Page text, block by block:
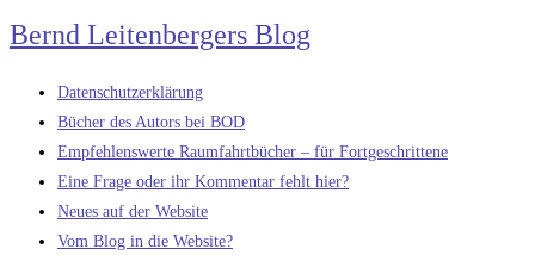
Zum
Inhalt
springen
Bernd Leitenbergers Blog
Datenschutzerklärung
Bücher des Autors bei BOD
Empfehlenswerte Raumfahrtbücher – für Fortgeschrittene
Eine Frage oder ihr Kommentar fehlt hier?
Neues auf der Website
Vom Blog in die Website?